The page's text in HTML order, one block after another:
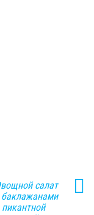
салат
баклажанами
пикантной